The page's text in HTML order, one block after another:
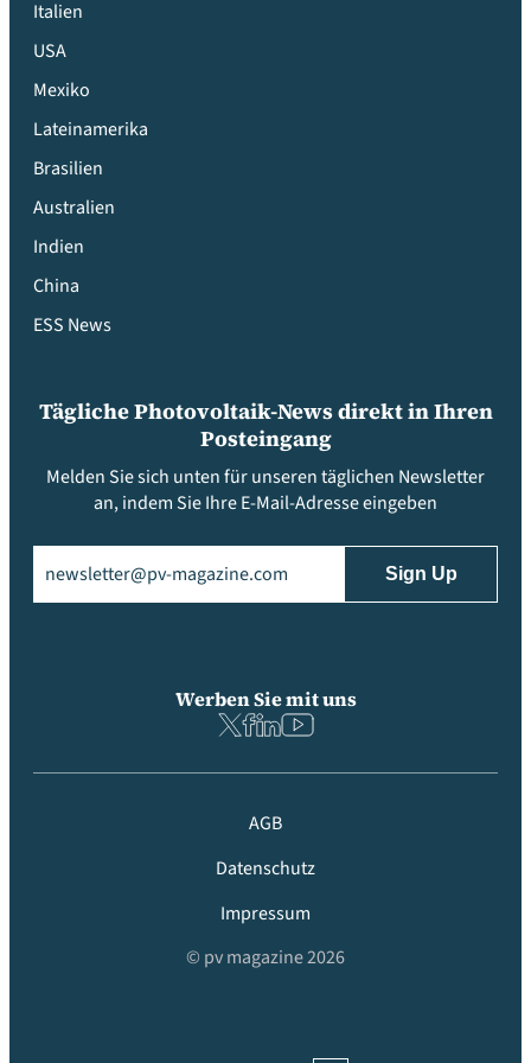
Italien
USA
Mexiko
Lateinamerika
Brasilien
Australien
Indien
China
ESS News
Tägliche Photovoltaik-News direkt in Ihren
Posteingang
Melden Sie sich unten für unseren täglichen Newsletter
an, indem Sie Ihre E-Mail-Adresse eingeben
Werben Sie mit uns
AGB
Datenschutz
Impressum
© pv magazine 2026